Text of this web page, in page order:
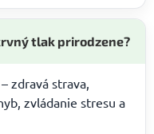
tlak prirodzene?
zdravá strava,
zvládanie stresu a